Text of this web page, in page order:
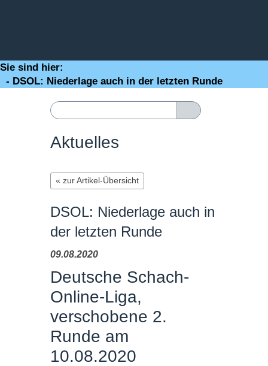
Sie sind hier:
- DSOL: Niederlage auch in der letzten Runde
Aktuelles
« zur Artikel-Übersicht
DSOL: Niederlage auch in
der letzten Runde
09.08.2020
Deutsche Schach-
Online-Liga,
verschobene 2.
Runde am
10.08.2020